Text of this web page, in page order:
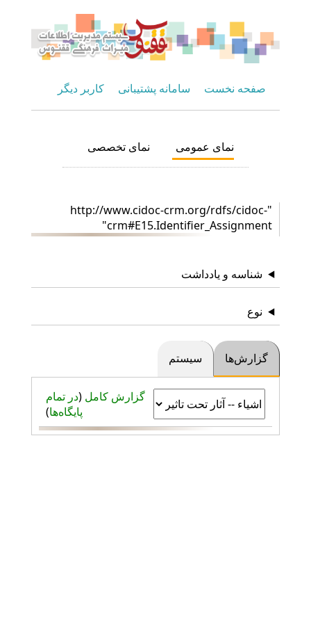
صفحه نخست سامانه پشتیبانی کاربر دیگر
نمای عمومی نمای تخصصی
"http://www.cidoc-crm.org/rdfs/cidoc-
crm#E15.Identifier_Assignment"
شناسه و یادداشت
نوع
گزارش‌ها سیستم
گزارش کامل (در تمام
پایگاه‌ها)